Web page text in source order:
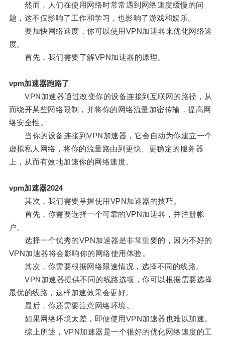
然而，人们在使用网络时常常遇到网络速度缓慢的问
题，这不仅影响了工作和学习，也影响了游戏和娱乐。
要加快网络速度，你可以使用VPN加速器来优化网络速
度。
首先，我们需要了解VPN加速器的原理。
vpm加速器跑路了
VPN加速器通过改变你的设备连接到互联网的路径，从
而绕开某些网络限制，并将你的网络流量加密传输，提高网
络安全性。
当你的设备连接到VPN加速器，它会自动为你建立一个
虚拟私人网络，将你的流量路由到更快、更稳定的服务器
上，从而有效地加速你的网络速度。
vpm加速器2024
其次，我们需要掌握使用VPN加速器的技巧。
首先，你需要选择一个可靠的VPN加速器，并注册帐
户。
选择一个优秀的VPN加速器是非常重要的，因为不好的
VPN加速器将会影响你的网络使用体验。
其次，你需要根据网络限速情况，选择不同的线路。
VPN加速器提供不同的线路选项，你可以根据需要选择
最优的线路，这样加速效果会更好。
最后，你还需要注意网络环境。
如果网络环境太差，即便使用VPN加速器也难以加速。
综上所述，VPN加速器是一个很好的优化网络速度的工